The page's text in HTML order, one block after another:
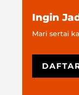
Ingin
Mari sertai